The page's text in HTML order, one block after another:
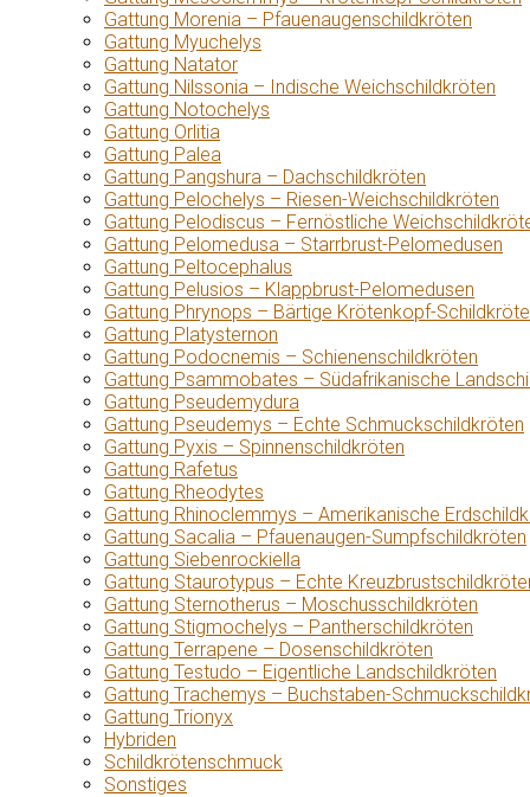
Gattung Morenia – Pfauenaugenschildkröten
Gattung Myuchelys
Gattung Natator
Gattung Nilssonia – Indische Weichschildkröten
Gattung Notochelys
Gattung Orlitia
Gattung Palea
Gattung Pangshura – Dachschildkröten
Gattung Pelochelys – Riesen-Weichschildkröten
Gattung Pelodiscus – Fernöstliche
Gattung Pelomedusa – Starrbrust-Pelomedusen
Gattung Peltocephalus
Gattung Pelusios – Klappbrust-Pelomedusen
Gattung Phrynops – Bärtige Krötenkopf-
Gattung Platysternon
Gattung Podocnemis – Schienenschildkröten
Gattung Psammobates – Südafrikanische
Gattung Pseudemydura
Gattung Pseudemys – Echte Schmuckschildkröten
Gattung Pyxis – Spinnenschildkröten
Gattung Rafetus
Gattung Rheodytes
Gattung Rhinoclemmys – Amerikanische
Gattung Sacalia – Pfauenaugen-Sumpfschildkröten
Gattung Siebenrockiella
Gattung Staurotypus – Echte
Gattung Sternotherus – Moschusschildkröten
Gattung Stigmochelys – Pantherschildkröten
Gattung Terrapene – Dosenschildkröten
Gattung Testudo – Eigentliche Landschildkröten
Gattung Trachemys – Buchstaben-
Gattung Trionyx
Hybriden
Schildkrötenschmuck
Sonstiges